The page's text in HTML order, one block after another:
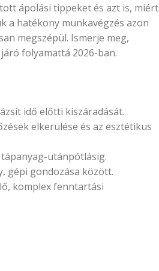
ápolási tippeket és azt is, miért
a hatékony munkavégzés azon
megszépül. Ismerje meg,
folyamattá 2026-ban.
idő előtti kiszáradását.
elkerülése és az esztétikus
utánpótlásig.
gépi gondozása között.
komplex fenntartási